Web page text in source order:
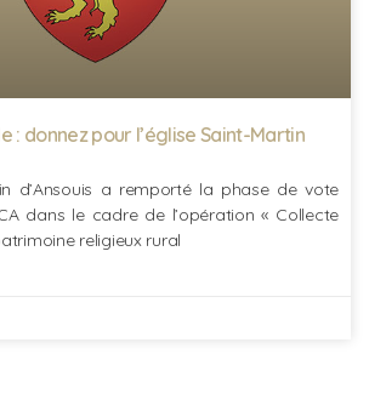
: donnez pour l’église Saint-Martin
d’Ansouis a remporté la phase de vote
dans le cadre de l’opération « Collecte
religieux rural